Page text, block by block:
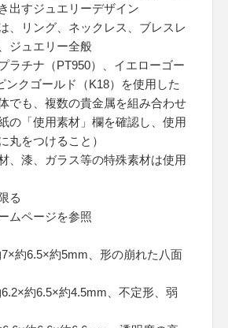
出すジュエリーデザイン
、リング、ネックレス、ブレスレ
ジュエリー全般
ラチナ（PT950）、イエローゴー
ンクゴールド（K18）を使用した
でも、複数の貴金属を組み合わせ
の「使用素材」欄を確認し、使用
丸をつけること）
、漆、ガラス等の特殊素材は使用
る
ムページを参照
7×約6.5×約5mm、形の崩れた八面
6.2×約6.5×約4.5mm、不定形、弱